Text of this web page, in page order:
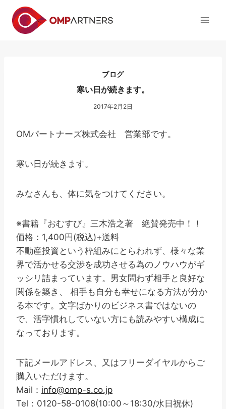
ブログ
寒い日が続きます。
2017年2月2日
OMパートナーズ株式会社 営業部です。
寒い日が続きます。
みなさんも、体に気をつけてください。
※書籍『おむすび』三木浩之著 絶賛発売中！！
価格：1,400円(税込)+送料
不動産投資という枠組みにとらわれず、様々な業
界で活かせる交渉を成功させる為のノウハウがギ
ッシリ詰まっています。男女問わず相手と良好な
関係を築き、 相手も自分も幸せになる方法が分か
る本です。文字ばかりのビジネス書ではないの
で、活字慣れしていない方にも読みやすい構成に
なっております。
下記メールアドレス、又はフリーダイヤルからご
購入いただけます。
Mail： info@omp-s.co.jp
Tel：0120-58-0108(10:00～18:30/水日祝休)